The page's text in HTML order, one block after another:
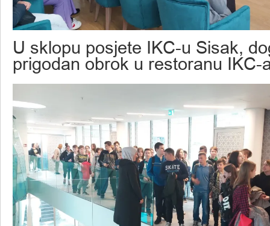
U sklopu posjete IKC-u Sisak,
prigodan obrok u restoranu IKC-